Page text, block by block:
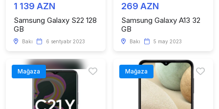
1 139 AZN
Samsung Galaxy S22 128
GB
Bakı 6 sentyabr 2023
269 AZN
Samsung Galaxy A13 32
GB
Bakı 5 may 2023
Mağaza Mağaza